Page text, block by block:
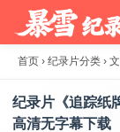
首页 › 纪录片分类 ›
纪录片《追踪纸
高清无字幕下载